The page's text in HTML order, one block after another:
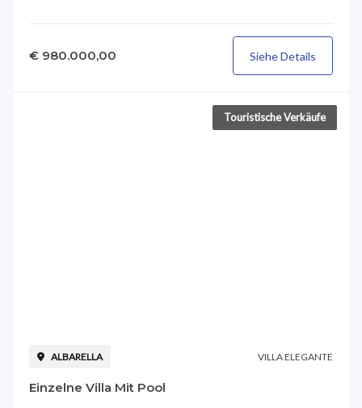
€ 980.000,00 Siehe Details
Touristische Verkäufe
ALBARELLA VILLA ELEGANTE
Einzelne Villa Mit Pool